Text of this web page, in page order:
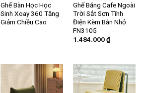
Ghế Bàn Học Học
Sinh Xoay 360 Tăng
Giảm Chiều Cao
Ghế Băng Cafe Ngoài
Trời Sắt Sơn Tĩnh
Điện Kèm Bàn Nhỏ
FN3105
1.484.000₫